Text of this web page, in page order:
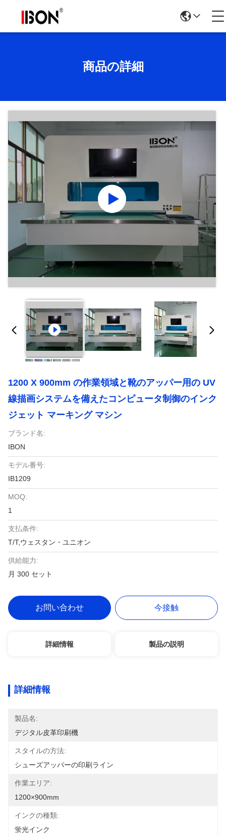
商品の詳細
1200 X 900mm の作業領域と靴のアッパー用の UV
線描画システムを備えたコンピュータ制御のインク
ジェット マーキング マシン
ブランド名:
IBON
モデル番号:
IB1209
MOQ:
1
支払条件:
T/T,ウェスタン・ユニオン
供給能力:
月 300 セット
お問い合わせ 今接触
詳細情報 製品の説明
詳細情報
製品名:
デジタル皮革印刷機
スタイルの方法:
シューズアッパーの印刷ライン
作業エリア:
1200×900mm
インクの種類:
蛍光インク